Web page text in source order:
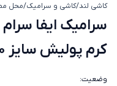
کاشی لند/کاشی و سرامیک/محل
سرامیک ایفا سرام
کرم پولیش سایز 100*100
وضعیت: